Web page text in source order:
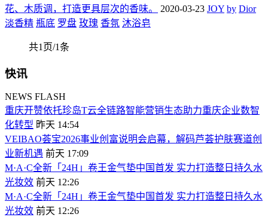
花、木质调，打造更具层次的香味。
2020-03-23 JOY by Dior
淡香精 瓶底 罗盘 玫瑰 香氛 沐浴皂
共1页/1条
快讯
NEWS FLASH
重庆开赞依托珍岛T云全链路智能营销生态助力重庆企业数智
化转型 昨天 14:54
VEIBAO荟宝2026事业创富说明会启幕，解码芦荟护肤赛道创
业新机遇 前天 17:09
M·A·C全新「24H」卷王金气垫中国首发 实力打造整日持久水
光妆效 前天 12:26
M·A·C全新「24H」卷王金气垫中国首发 实力打造整日持久水
光妆效 前天 12:26